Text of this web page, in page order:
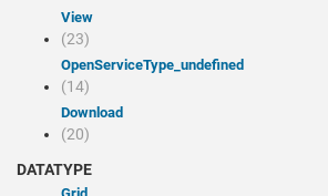
view
(23)
openServiceType_undefined
(14)
Download
(20)
DATATYPE